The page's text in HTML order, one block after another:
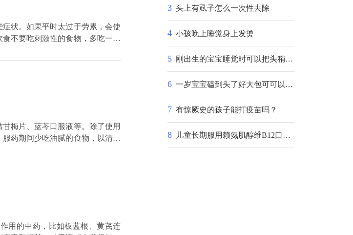
状。如果平时太过于劳累，会使
不要吃刺激性的食物，多吃一些
肺炎都会出现这种情况，要先去
梅片、蓝芩口服液等。除了使用
药期间少吃油腻的食物，以清淡
用的中药，比如板蓝根、黄芪连
3 头上有虱子怎么一次性去除
4 小孩晚上睡觉身上发烫
5 刚出生的宝宝睡觉时可以把头稍微垫高一点吗刚出生的宝宝睡觉时可以把头稍微垫高一点吗
6 一岁宝宝磕到头了好大包可可以用云南白药气喷雾吗？急医生快点回答我
7 有惊厥史的孩子能打疫苗吗？
8 儿童长期服用赖氨肌醇维B12口服液会引起早发育吗